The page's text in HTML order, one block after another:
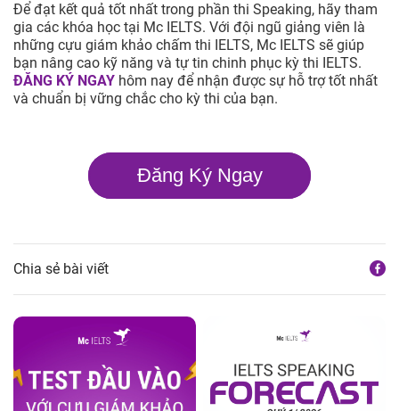
Để đạt kết quả tốt nhất trong phần thi Speaking, hãy tham
gia các khóa học tại Mc IELTS. Với đội ngũ giảng viên là
những cựu giám khảo chấm thi IELTS, Mc IELTS sẽ giúp
bạn nâng cao kỹ năng và tự tin chinh phục kỳ thi IELTS.
ĐĂNG KÝ NGAY hôm nay để nhận được sự hỗ trợ tốt nhất
và chuẩn bị vững chắc cho kỳ thi của bạn.
Đăng Ký Ngay
Chia sẻ bài viết